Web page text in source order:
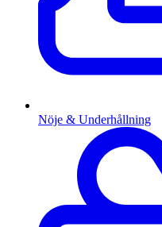
Nöje & Underhållning